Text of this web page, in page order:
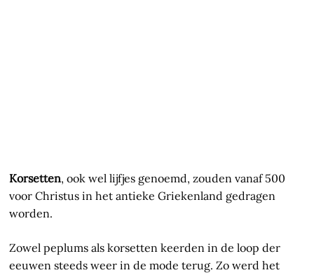
Korsetten, ook wel lijfjes genoemd, zouden vanaf 500
voor Christus in het antieke Griekenland gedragen
worden.
Zowel peplums als korsetten keerden in de loop der
eeuwen steeds weer in de mode terug. Zo werd het